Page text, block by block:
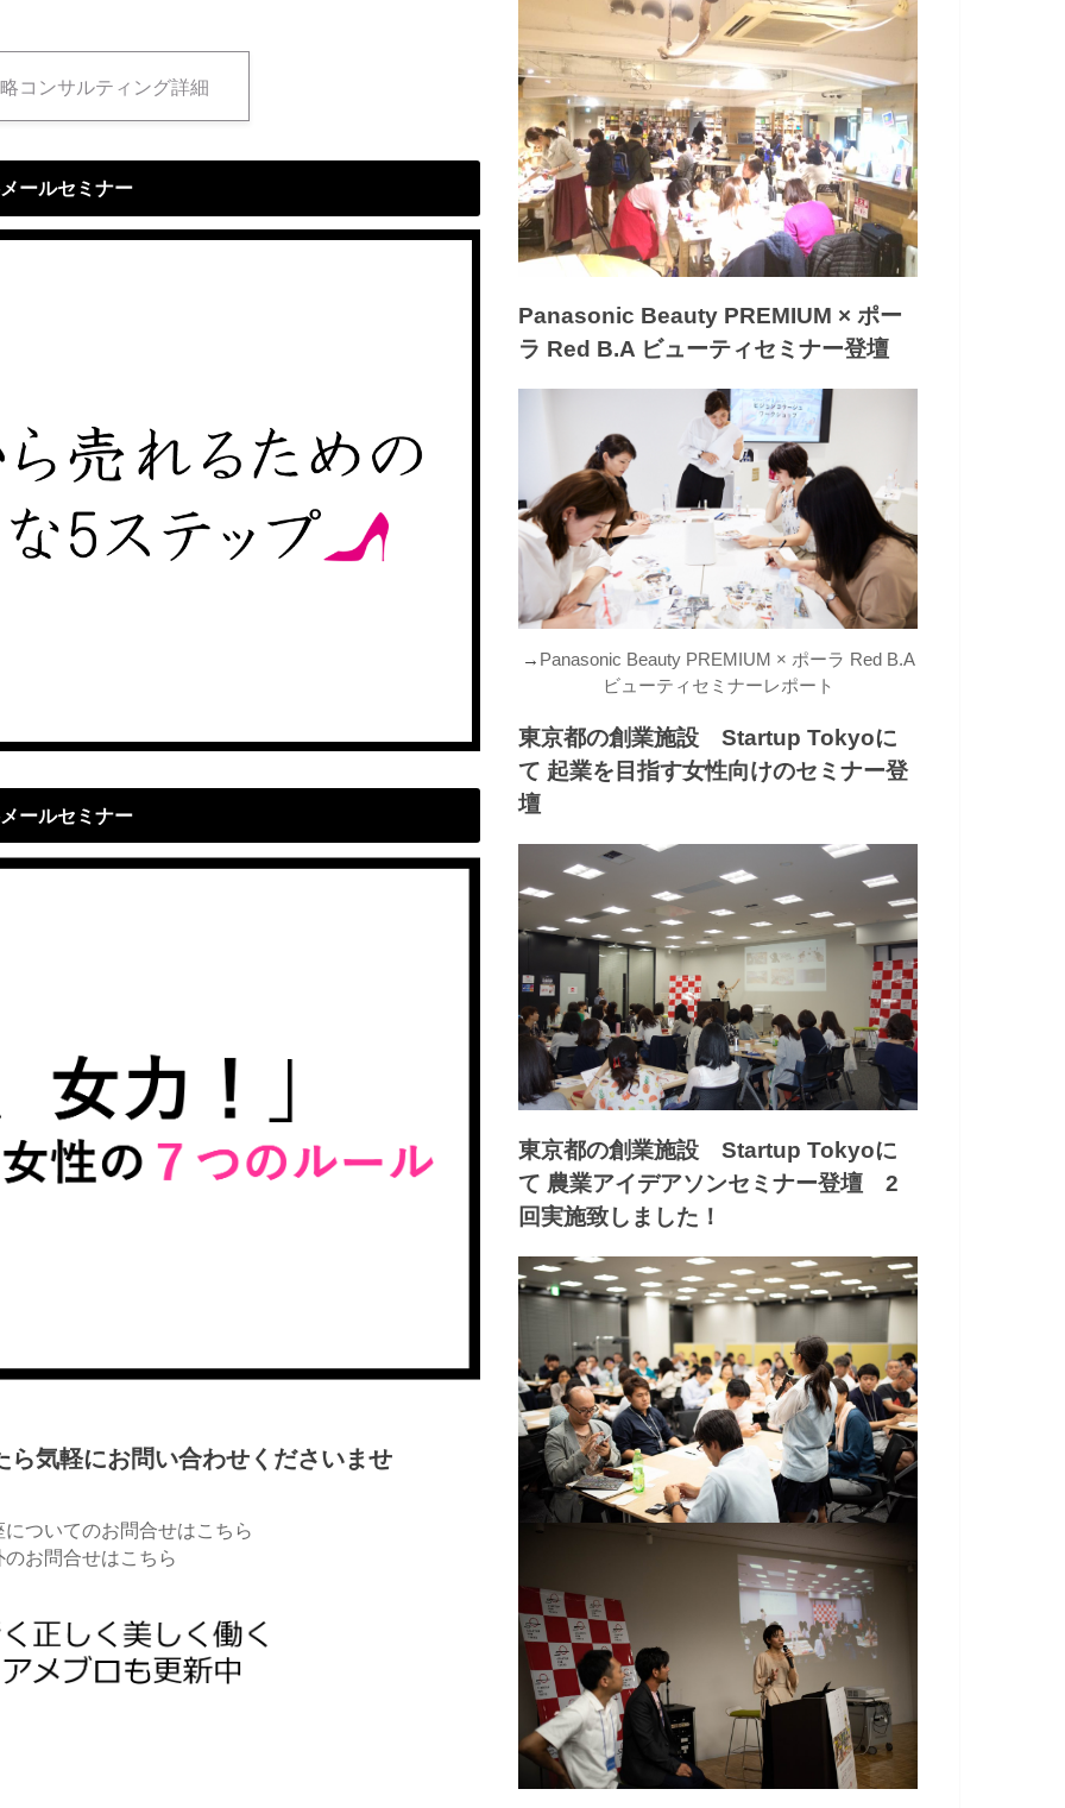
コンサルティング詳細
ールセミナー
ールセミナー
ら気軽にお問い合わせくださいませ
ついてのお問合せはこちら
のお問合せはこちら
Panasonic Beauty PREMIUM × ポー
ラ Red B.A ビューティセミナー登壇
→ Panasonic Beauty PREMIUM × ポーラ Red B.A
ビューティセミナーレポート
東京都の創業施設 Startup Tokyoに
て 起業を目指す女性向けのセミナー登
壇
東京都の創業施設 Startup Tokyoに
て 農業アイデアソンセミナー登壇 2
回実施致しました！